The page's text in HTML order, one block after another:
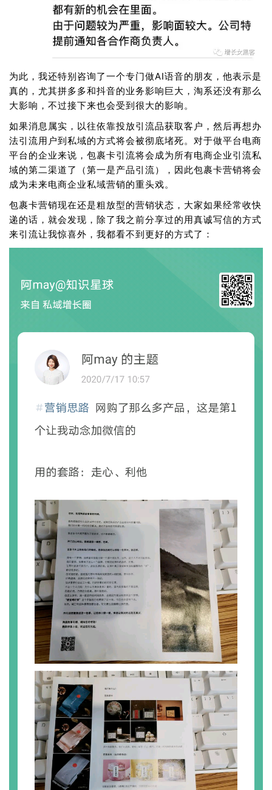
为此，我还特别咨询了一个专门做AI语音的朋友，他表示是
真的，尤其拼多多和抖音的业务影响巨大，淘系还没有那么
大影响，不过接下来也会受到很大的影响。
如果消息属实，以往依靠投放引流品获取客户，然后再想办
法引流用户到私域的方式将会被彻底堵死。对于做平台电商
平台的企业来说，包裹卡引流将会成为所有电商企业引流私
域的第二渠道了（第一是产品引流），因此包裹卡营销将会
成为未来电商企业私域营销的重头戏。
包裹卡营销现在还是粗放型的营销状态，大家如果经常收快
递的话，就会发现，除了我之前分享过的用真诚写信的方式
来引流让我惊喜外，我都看不到更好的方式了：